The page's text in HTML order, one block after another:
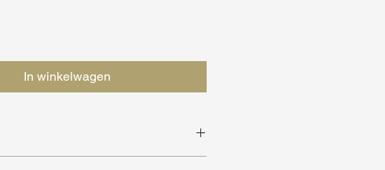
In winkelwagen